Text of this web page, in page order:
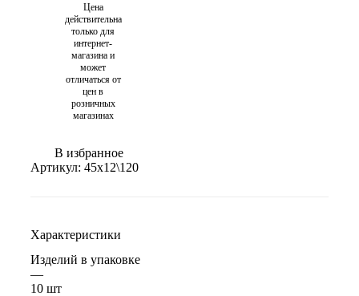
Цена
действительна
только для
интернет-
магазина и
может
отличаться от
цен в
розничных
магазинах
В избранное
Артикул: 45х12\120
Характеристики
Изделий в упаковке
—
10 шт